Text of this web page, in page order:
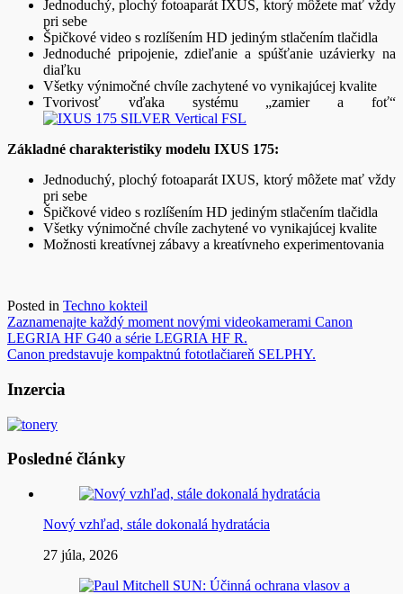
Jednoduchý, plochý fotoaparát IXUS, ktorý môžete mať vždy
pri sebe
Špičkové video s rozlíšením HD jediným stlačením tlačidla
Jednoduché pripojenie, zdieľanie a spúšťanie uzávierky na
diaľku
Všetky výnimočné chvíle zachytené vo vynikajúcej kvalite
Tvorivosť vďaka systému „zamier a foť“
Základné charakteristiky modelu IXUS 175:
Jednoduchý, plochý fotoaparát IXUS, ktorý môžete mať vždy
pri sebe
Špičkové video s rozlíšením HD jediným stlačením tlačidla
Všetky výnimočné chvíle zachytené vo vynikajúcej kvalite
Možnosti kreatívnej zábavy a kreatívneho experimentovania
Posted in Techno kokteil
Navigácia
v
Zaznamenajte každý moment novými videokamerami Canon
LEGRIA HF G40 a série LEGRIA HF R.
Canon predstavuje kompaktnú fototlačiareň SELPHY.
Inzercia
Posledné články
Nový vzhľad, stále dokonalá hydratácia
27 júla, 2026